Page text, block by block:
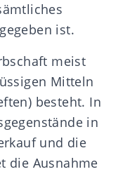
ist.
meist
Mitteln
besteht. In
in
und die
die Ausnahme